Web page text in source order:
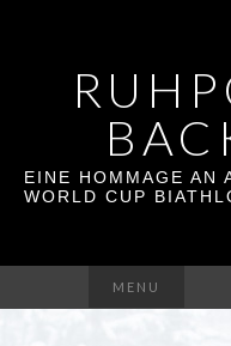
EINE HOMMAGE AN
WORLD CUP
MENU